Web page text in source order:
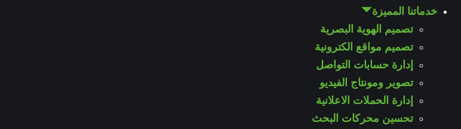
خدماتنا المميزة
تصميم الهوية البصرية
تصميم مواقع الكترونية
إدارة حسابات التواصل
تصوير ومونتاج الفيديو
إدارة الحملات الاعلانية
تحسين محركات البحث